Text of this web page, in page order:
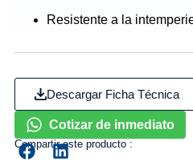
Resistente a la
Descargar Ficha Técnica
Cotizar de inmediato
Compartir este producto :